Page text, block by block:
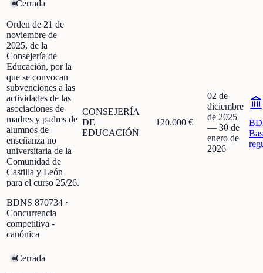
Cerrada
Orden de 21 de
noviembre de
2025, de la
Consejería de
Educación, por la
que se convocan
subvenciones a las
actividades de las
asociaciones de
madres y padres de
alumnos de
enseñanza no
universitaria de la
Comunidad de
Castilla y León
para el curso 25/26.
BDNS 870734 ·
Concurrencia
competitiva -
canónica
CONSEJERÍA
DE
EDUCACIÓN
120.000 €
02 de
diciembre
de 2025
— 30 de
enero de
2026
Cerrada